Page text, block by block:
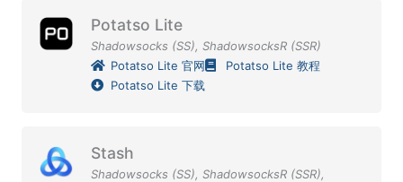
Potatso Lite
Shadowsocks (SS), ShadowsocksR (SSR)
Potatso Lite 官网
Potatso Lite 教程
Potatso Lite 下载
Stash
Shadowsocks (SS), ShadowsocksR (SSR),